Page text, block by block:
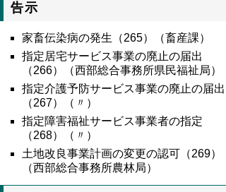
告示
家畜伝染病の発生（265）（畜産課）
指定居宅サービス事業の廃止の届出
（266）（西部総合事務所県民福祉局）
指定介護予防サービス事業の廃止の届出
（267）（〃）
指定障害福祉サービス事業者の指定
（268）（〃）
土地改良事業計画の変更の認可（269）
（西部総合事務所農林局）